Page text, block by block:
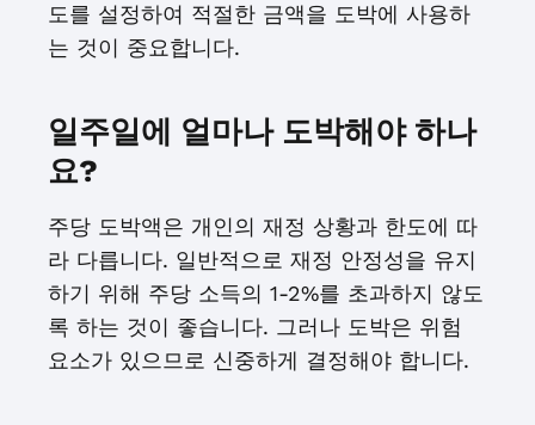
도를 설정하여 적절한 금액을 도박에 사용하
는 것이 중요합니다.
일주일에 얼마나 도박해야 하나
요?
주당 도박액은 개인의 재정 상황과 한도에 따
라 다릅니다. 일반적으로 재정 안정성을 유지
하기 위해 주당 소득의 1-2%를 초과하지 않도
록 하는 것이 좋습니다. 그러나 도박은 위험
요소가 있으므로 신중하게 결정해야 합니다.